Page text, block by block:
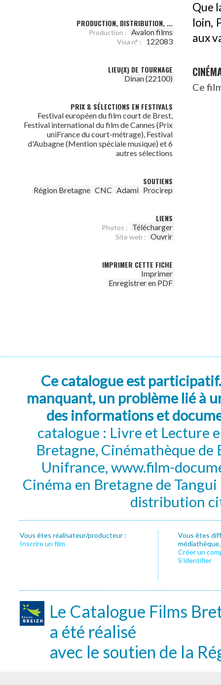
PRODUCTION, DISTRIBUTION, ...
Production : Avalon films
Visa n° : 122083
LIEU(X) DE TOURNAGE
Dinan (22100)
PRIX & SÉLECTIONS EN FESTIVALS
Festival européen du film court de Brest,
Festival international du film de Cannes (Prix
uniFrance du court-métrage), Festival
d'Aubagne (Mention spéciale musique) et 6
autres sélections
SOUTIENS
Région Bretagne CNC Adami Procirep
LIENS
Photos : Télécharger
Site web : Ouvrir
IMPRIMER CETTE FICHE
Imprimer
Enregistrer en PDF
Que
loin,
aux
Ce
Ce catalogue est
manquant, un problème lié à
des informations et
catalogue : Livre et Lecture
Bretagne, Cinémathèque de
Unifrance, www.film-
Cinéma en Bretagne de
distribution
Vous êtes réalisateur/producteur :
Inscrire un film
Vous êtes
Créer un
S’identifier
Le Catalogue Films
a été réalisé
avec le soutien de la